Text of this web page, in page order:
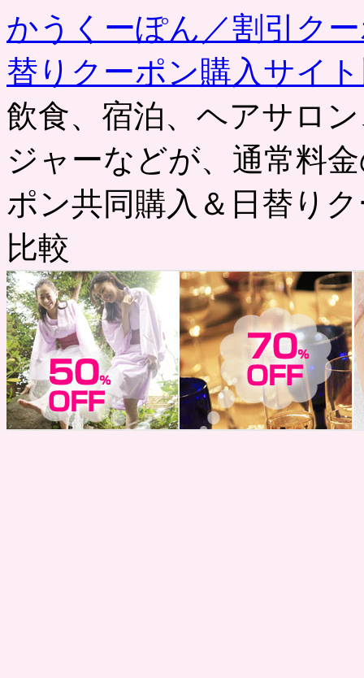
かうくーぽん／割引ク
替りクーポン購入サイ
飲食、宿泊、ヘアサロ
ジャーなどが、通常料
ポン共同購入＆日替り
比較